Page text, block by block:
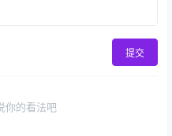
提交
你的看法吧